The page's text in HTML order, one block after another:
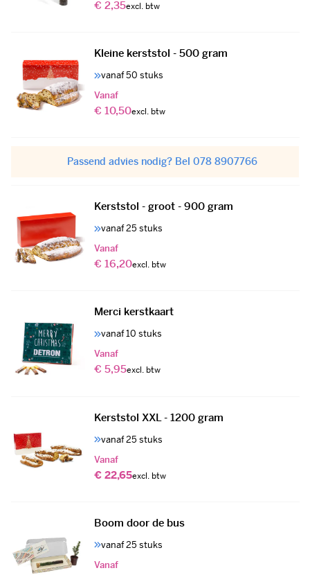
€ 2,35
Kleine kerststol - 500 gram
vanaf 50 stuks
Vanaf
€ 10,50
Passend advies nodig? Bel 078 8907766
Kerststol - groot - 900 gram
vanaf 25 stuks
Vanaf
€ 16,20
Merci kerstkaart
vanaf 10 stuks
Vanaf
€ 5,95
Kerststol XXL - 1200 gram
vanaf 25 stuks
Vanaf
€ 22,65
Boom door de bus
vanaf 25 stuks
Vanaf